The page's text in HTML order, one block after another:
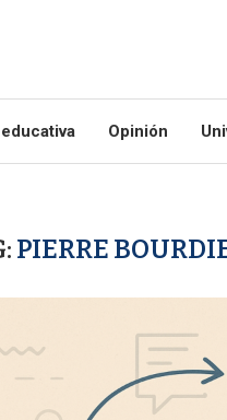
Opinión
PIERRE